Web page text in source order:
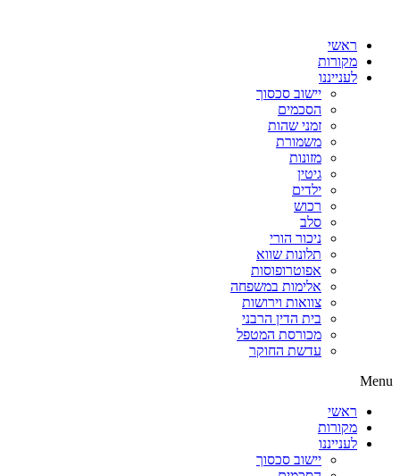
ראשי
מקורות
לענייננו
יישוב סכסוך
הסכמים
זמני שהות
משמורת
מזונות
גיטין
ילדים
רכוש
סלב
ניכור הורי
תלונות שווא
אפוטרופוסות
אלימות במשפחה
צוואות וירושות
בית הדין הרבני
מכורסת המטפל
עדשת החוקר
Menu
ראשי
מקורות
לענייננו
יישוב סכסוך